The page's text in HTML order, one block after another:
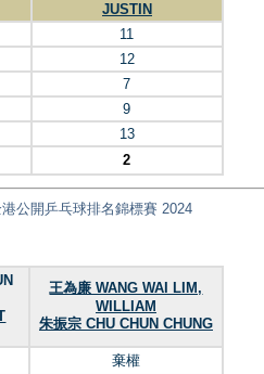
JUSTIN
11
12
7
9
13
2
公開乒乓球排名錦標賽 2024
王為廉 WANG WAI LIM,
WILLIAM
朱振宗 CHU CHUN CHUNG
棄權